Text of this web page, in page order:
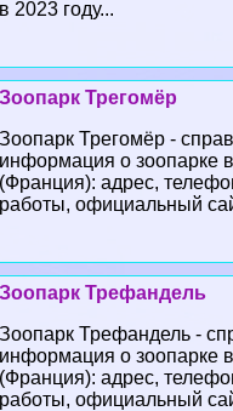
в 2023 году...
Зоопарк Трегомёр
Зоопарк Трегомёр -
информация о зоопарке
(Франция): адрес,
работы, официальный
Зоопарк Трефандель
Зоопарк Трефандель -
информация о зоопарке
(Франция): адрес,
работы, официальный